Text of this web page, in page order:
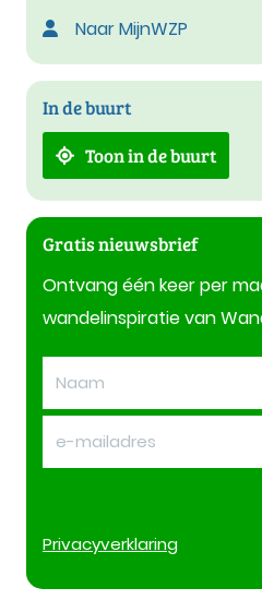
Naar MijnWZP
In de buurt
Toon in de buurt
Gratis nieuwsbrief
Ontvang één keer per
wandelinspiratie van
Privacyverklaring